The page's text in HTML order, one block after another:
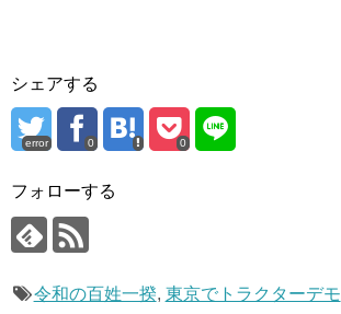
シェアする
error 0 0
フォローする
令和の百姓一揆, 東京でトラクターデモ